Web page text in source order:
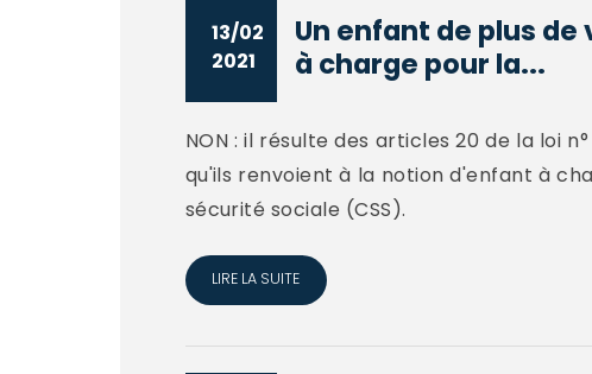
13/02
2021
Un enfant de plus
à charge pour la...
NON : il résulte des articles 20 de la loi
qu'ils renvoient à la notion d'enfant à
sécurité sociale (CSS).
LIRE LA SUITE